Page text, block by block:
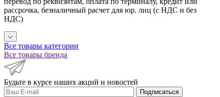
рассрочка, безналичный расчет для юр. лиц (с НДС и без
НДС)
Все товары категории
Все товары бренда
Будьте в курсе наших акций и новостей
Подписаться